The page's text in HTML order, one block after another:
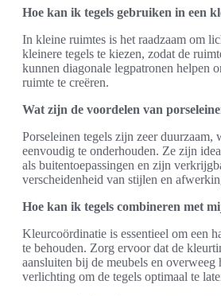
Hoe kan ik tegels gebruiken in een
In kleine ruimtes is het raadzaam om
kleinere tegels te kiezen, zodat de
kunnen diagonale legpatronen helpen
ruimte te creëren.
Wat zijn de voordelen van
Porseleinen tegels zijn zeer duurzaam,
eenvoudig te onderhouden. Ze zijn
als buitentoepassingen en zijn
verscheidenheid van stijlen en
Hoe kan ik tegels combineren met
Kleurcoördinatie is essentieel om een
te behouden. Zorg ervoor dat de
aansluiten bij de meubels en overweeg
verlichting om de tegels optimaal te